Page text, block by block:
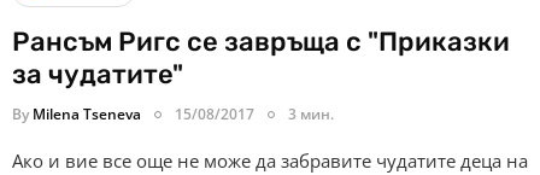
Рансъм Ригс се завръща с "Приказки
за чудатите"
By Milena Tseneva 15/08/2017 3 мин.
Ако и вие все още не може да забравите чудатите деца на